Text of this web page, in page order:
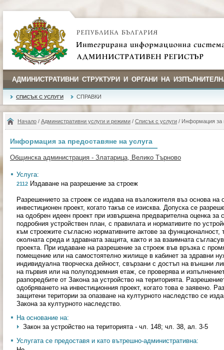
АДМИНИСТРАТИВНИ СТРУКТУРИ И ОРГАНИ НА
СПИСЪК С УСЛУГИ СПРАВКИ
Начало / Административни услуги и режими / Списък с услуги / Информация за
Информация за предоставяне на услуга
Общинска администрация - Златарица, Велико Търново
Услуга:
2112 Издаване на разрешение за строеж
Разрешението за строеж се издава на възложителя въз основа на
инвестиционен проект, когато такъв се изисква. Допуска се
на одобрен идеен проект при извършена предварителна оценка за
подробния устройствен план, с правилата и нормативите по
към строежите съгласно нормативните актове за функционалност,
околната среда и здравната защита, както и за взаимната
проекта. При издаване на разрешение за строеж във връзка с
помещение или на самостоятелно жилище в кабинет за здравни
индивидуална творческа дейност, свързани с достъп на външни
на първия или на полуподземния етаж, се проверява и
разпоредбите от Закона за устройство на територията.
одобряването на инвестиционния проект, когато това е заявено.
защитени територии за опазване на културното наследство се
Закона за културното наследство.
На основание на:
Закон за устройство на територията - чл. 148; чл. 38, ал. 3-5
Услугата се предоставя и като вътрешно-административна: